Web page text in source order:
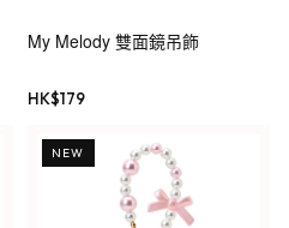
My Melody 雙面鏡吊飾
HK$179
NEW